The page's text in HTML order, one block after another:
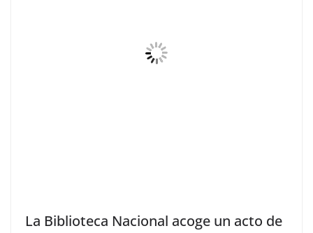
La Biblioteca Nacional acoge un acto de